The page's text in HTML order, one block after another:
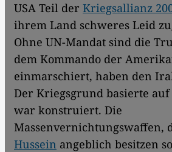
USA Teil der Kriegsallianz
ihrem Land schweres Leid
Ohne UN-Mandat sind die
dem Kommando der
einmarschiert, haben den
Der Kriegsgrund basierte
war konstruiert. Die
Massenvernichtungswaffen,
Hussein angeblich besitzen